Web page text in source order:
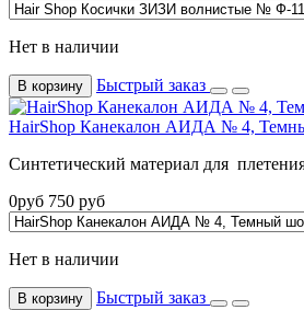
Нет в наличии
В корзину Быстрый заказ
HairShop Канекалон АИДА № 4,
Cинтетический материал для
0руб 750 руб
Нет в наличии
В корзину Быстрый заказ